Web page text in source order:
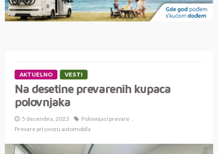
AKTUELNO VESTI
Na desetine prevarenih kupaca
polovnjaka
5 decembra, 2023
Polovnjaci prevare
Prevare pri uvozu automobila